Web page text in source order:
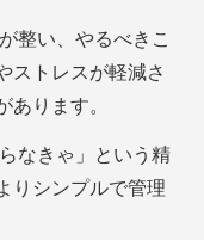
整い、やるべきこ
ストレスが軽減さ
ります。
なきゃ」という精
りシンプルで管理